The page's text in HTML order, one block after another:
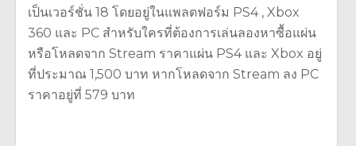
เป็นเวอร์ชั่น 18 โดยอยู่ในแพลตฟอร์ม PS4 , Xbox
360 และ PC สำหรับใครที่ต้องการเล่นลองหาซื้อแผ่น
หรือโหลดจาก Stream ราคาแผ่น PS4 และ Xbox อยู่
ที่ประมาณ 1,500 บาท หากโหลดจาก Stream ลง PC
ราคาอยู่ที่ 579 บาท